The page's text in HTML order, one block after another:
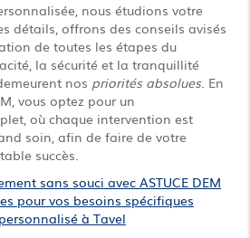
nous étudions votre
détails, offrons des conseils avisés
de toutes les étapes du
la sécurité et la tranquillité
nos priorités absolues. En
vous optez pour un
où chaque intervention est
soin, afin de faire de votre
succès.
sans souci avec ASTUCE DEM
pour vos besoins spécifiques
à Tavel